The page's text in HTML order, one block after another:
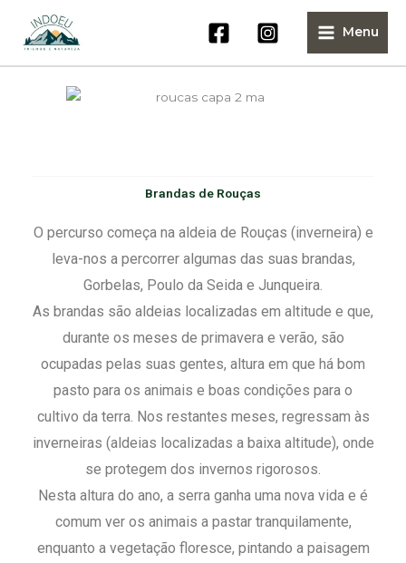
content
Menu
Brandas de Rouças
O percurso começa na aldeia de Rouças (inverneira) e
leva-nos a percorrer algumas das suas brandas,
Gorbelas, Poulo da Seida e Junqueira.
As brandas são aldeias localizadas em altitude e que,
durante os meses de primavera e verão, são
ocupadas pelas suas gentes, altura em que há bom
pasto para os animais e boas condições para o
cultivo da terra. Nos restantes meses, regressam às
inverneiras (aldeias localizadas a baixa altitude), onde
se protegem dos invernos rigorosos.
Nesta altura do ano, a serra ganha uma nova vida e é
comum ver os animais a pastar tranquilamente,
enquanto a vegetação floresce, pintando a paisagem